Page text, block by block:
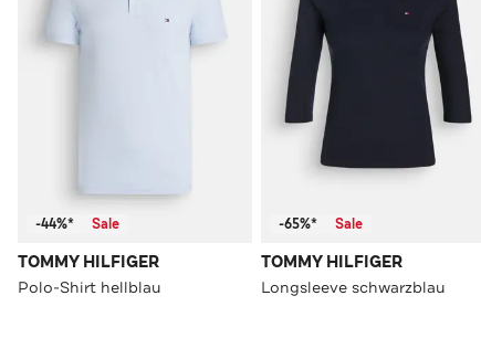
-44%* Sale
TOMMY HILFIGER
Polo-Shirt hellblau
-65%* Sale
TOMMY HILFIGER
Longsleeve schwarzblau